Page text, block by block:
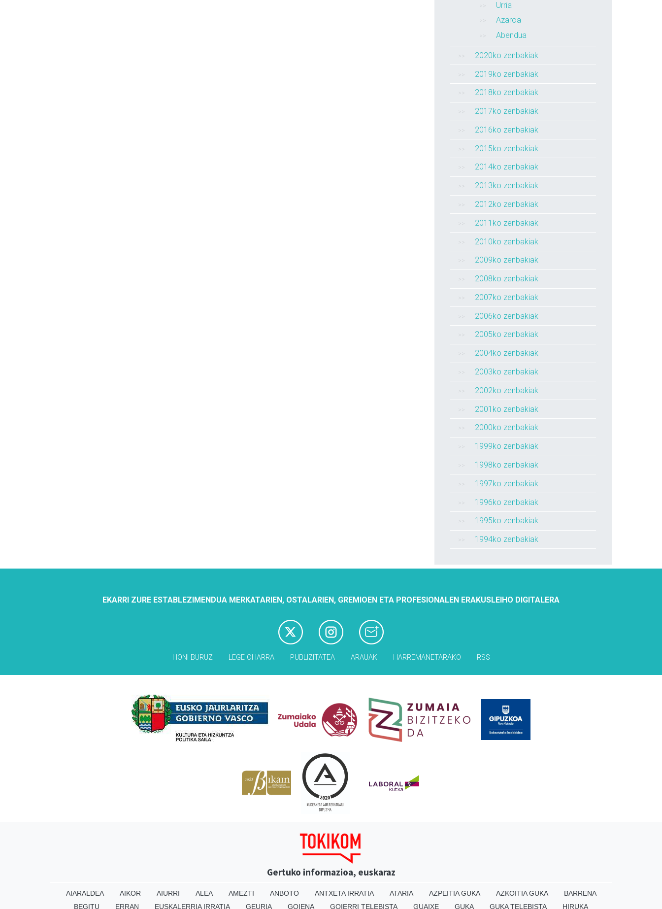
Urria
Azaroa
Abendua
2020ko zenbakiak
2019ko zenbakiak
2018ko zenbakiak
2017ko zenbakiak
2016ko zenbakiak
2015ko zenbakiak
2014ko zenbakiak
2013ko zenbakiak
2012ko zenbakiak
2011ko zenbakiak
2010ko zenbakiak
2009ko zenbakiak
2008ko zenbakiak
2007ko zenbakiak
2006ko zenbakiak
2005ko zenbakiak
2004ko zenbakiak
2003ko zenbakiak
2002ko zenbakiak
2001ko zenbakiak
2000ko zenbakiak
1999ko zenbakiak
1998ko zenbakiak
1997ko zenbakiak
1996ko zenbakiak
1995ko zenbakiak
1994ko zenbakiak
EKARRI ZURE ESTABLEZIMENDUA MERKATARIEN, OSTALARIEN, GREMIOEN ETA PROFESIONALEN ERAKUSLEIHO DIGITALERA
HONI BURUZ LEGE OHARRA PUBLIZITATEA ARAUAK HARREMANETARAKO RSS
Gertuko informazioa, euskaraz
AIARALDEA AIKOR AIURRI ALEA AMEZTI ANBOTO ANTXETA IRRATIA ATARIA AZPEITIA GUKA AZKOITIA GUKA
BARRENA
BEGITU
ERRAN EUSKALERRIA IRRATIA GEURIA GOIENA GOIERRI TELEBISTA GUAIXE GUKA GUKA TELEBISTA HIRUKA